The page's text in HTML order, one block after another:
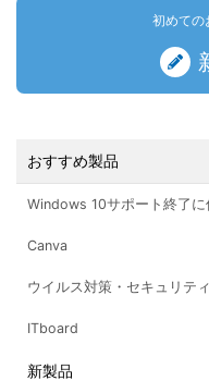
初めての
おすすめ製品
Windows 10サポート終了
Canva
ウイルス対策・セキュリティ
ITboard
新製品